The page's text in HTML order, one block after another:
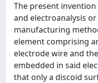
The present
and electroanalysis
manufacturing
element comprising
electrode wire and
embedded in said
that only a discoid